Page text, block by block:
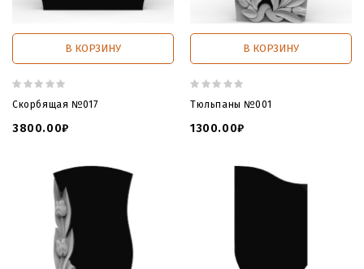
В КОРЗИНУ
Скорбящая №017
3800.00₽
В КОРЗИНУ
Тюльпаны №001
1300.00₽